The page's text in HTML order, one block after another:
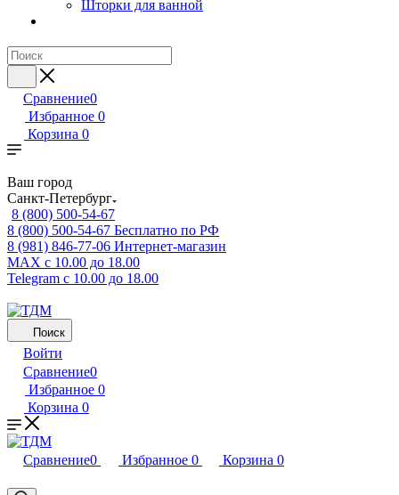
Шторки для ванной
Сравнение0
Избранное 0
Корзина 0
Ваш город
Санкт-Петербург
8 (800) 500-54-67
8 (800) 500-54-67 Бесплатно по РФ
8 (981) 846-77-06 Интернет-магазин
MAX с 10.00 до 18.00
Telegram с 10.00 до 18.00
Поиск
Войти
Сравнение0
Избранное 0
Корзина 0
Сравнение0 Избранное 0 Корзина 0